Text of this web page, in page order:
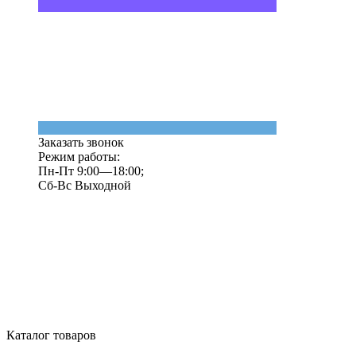
Заказать звонок
Режим работы:
Пн-Пт 9:00—18:00;
Сб-Вс Выходной
Каталог товаров